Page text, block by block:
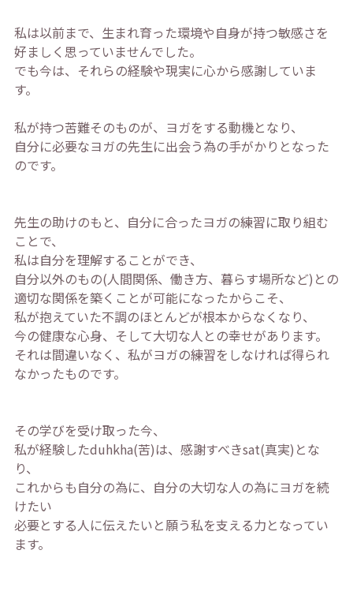
私は以前まで、生まれ育った環境や自身が持つ敏感さを
好ましく思っていませんでした。
でも今は、それらの経験や現実に心から感謝していま
す。
私が持つ苦難そのものが、ヨガをする動機となり、
自分に必要なヨガの先生に出会う為の手がかりとなった
のです。
先生の助けのもと、自分に合ったヨガの練習に取り組む
ことで、
私は自分を理解することができ、
自分以外のもの(人間関係、働き方、暮らす場所など)との
適切な関係を築くことが可能になったからこそ、
私が抱えていた不調のほとんどが根本からなくなり、
今の健康な心身、そして大切な人との幸せがあります。
それは間違いなく、私がヨガの練習をしなければ得られ
なかったものです。
その学びを受け取った今、
私が経験したduhkha(苦)は、感謝すべきsat(真実)とな
り、
これからも自分の為に、自分の大切な人の為にヨガを続
けたい
必要とする人に伝えたいと願う私を支える力となってい
ます。